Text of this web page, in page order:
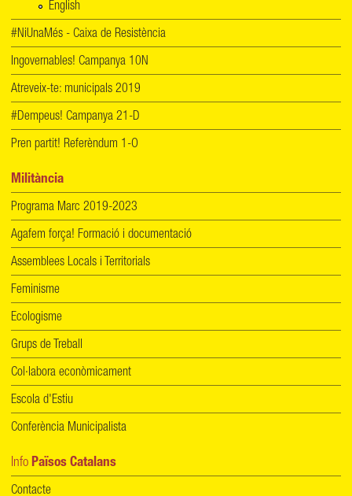
English
#NiUnaMés - Caixa de Resistència
Ingovernables! Campanya 10N
Atreveix-te: municipals 2019
#Dempeus! Campanya 21-D
Pren partit! Referèndum 1-O
Militància
Programa Marc 2019-2023
Agafem força! Formació i documentació
Assemblees Locals i Territorials
Feminisme
Ecologisme
Grups de Treball
Col·labora econòmicament
Escola d'Estiu
Conferència Municipalista
Info Països Catalans
Contacte